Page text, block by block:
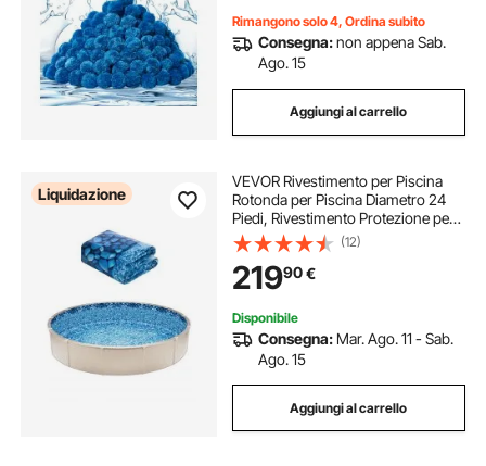
Rimangono solo 4, Ordina subito
Consegna:non appena Sab.
Ago. 15
Aggiungi al carrello
Liquidazione
VEVOR Rivestimento per Piscina
Rotonda per Piscina Diametro 24
Piedi, Rivestimento Protezione per
Pareti di Piscine Fuori Terra 52
Pollici Stile Duobead, Rivestimento
Piscina in Materiale Vinile
(12)
21990€
Disponibile
Consegna: Mar. Ago. 11 - Sab.
Ago. 15
Aggiungi al carrello